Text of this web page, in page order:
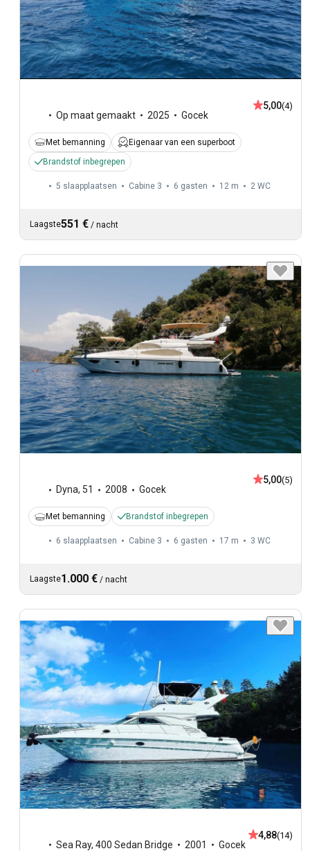
Op maat gemaakt 2025 Gocek
5,00(4)
Met bemanning
Eigenaar van een superboot
Brandstof inbegrepen
5 slaapplaatsen Cabine 3 6 gasten 12 m 2 WC
Laagste551 € / nacht
Dyna, 51 2008 Gocek
5,00(5)
Met bemanning Brandstof inbegrepen
6 slaapplaatsen Cabine 3 6 gasten 17 m 3 WC
Laagste1.000 € / nacht
Sea Ray, 400 Sedan Bridge 2001 Gocek
4,88(14)